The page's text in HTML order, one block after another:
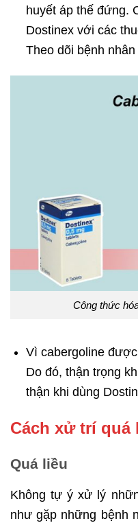
huyết áp thế đứng.
Dostinex với các
Theo dõi bệnh
Công thức
Vì cabergoline
Do đó, thận trọng
thận khi dùng
Cách xử trí quá
Quá liều
Không tự ý xử lý
như gặp những bệnh